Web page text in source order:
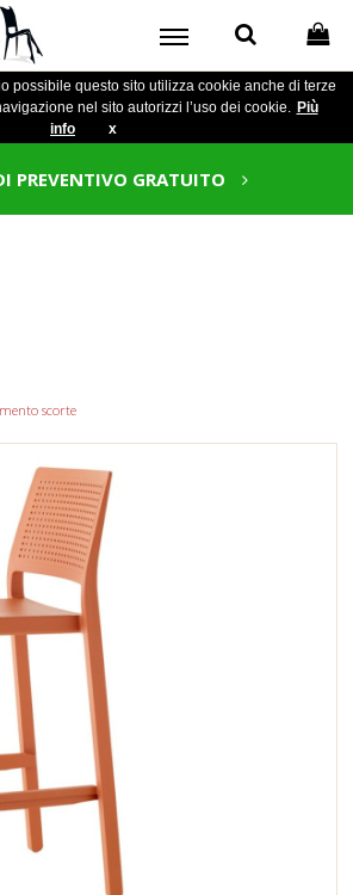
possibile questo sito utilizza cookie anche di terze
nel sito autorizzi l’uso dei cookie. Più
info
x
PREVENTIVO GRATUITO
scorte